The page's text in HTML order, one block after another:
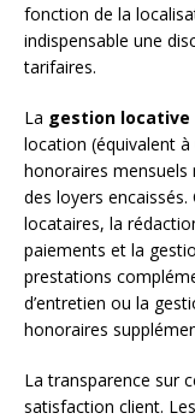
fonction de la
indispensable une
tarifaires.
La gestion locative
location (équivalent
honoraires mensuels
des loyers
locataires, la
paiements et la
prestations
d’entretien ou la
honoraires
La transparence sur
satisfaction client.